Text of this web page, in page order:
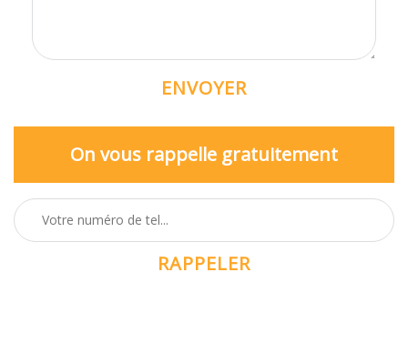
On vous rappelle gratuitement